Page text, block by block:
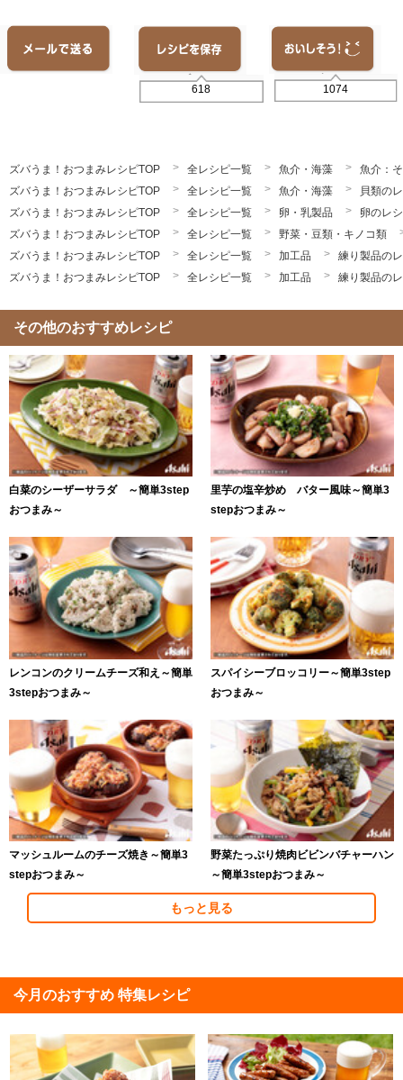
618 1074
ズバうま！おつまみレシピTOP 全レシピ一覧 魚介・海藻
魚介：
ズバうま！おつまみレシピTOP
全レシピ一覧 魚介・海藻
貝類の
ズバうま！おつまみレシピTOP
全レシピ一覧 卵・乳製品
卵のレ
ズバうま！おつまみレシピTOP
全レシピ一覧
野菜・豆類・キノコ類
ズバうま！おつまみレシピTOP
全レシピ一覧 加工品
練り製品の
ズバうま！おつまみレシピTOP
全レシピ一覧 加工品 練り製品の
その他のおすすめレシピ
白菜のシーザーサラダ ～簡単3step
おつまみ～
里芋の塩辛炒め バター風味～簡単3
stepおつまみ～
レンコンのクリームチーズ和え～簡単
3stepおつまみ～
スパイシーブロッコリー～簡単3step
おつまみ～
マッシュルームのチーズ焼き～簡単3
stepおつまみ～
野菜たっぷり焼肉ビビンバチャーハン
～簡単3stepおつまみ～
もっと見る
今月のおすすめ 特集レシピ